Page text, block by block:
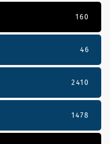
160
46
2410
1478